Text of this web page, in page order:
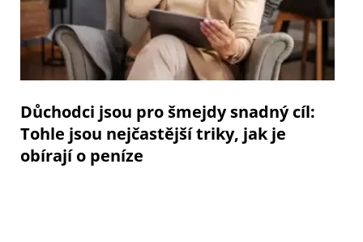
Důchodci jsou pro šmejdy snadný cíl:
Tohle jsou nejčastější triky, jak je
obírají o peníze